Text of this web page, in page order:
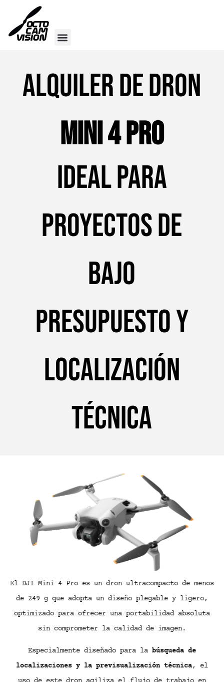
Alquiler de Dron
Mini 4 Pro
Ideal para
proyectos de
bajo
presupuesto y
localización
técnica
El DJI Mini 4 Pro es un dron ultracompacto de menos
de 249 g que adopta un diseño plegable y ligero,
optimizado para ofrecer una portabilidad absoluta
sin comprometer la calidad de imagen.
Especialmente diseñado para la búsqueda de
localizaciones y la previsualización técnica, el